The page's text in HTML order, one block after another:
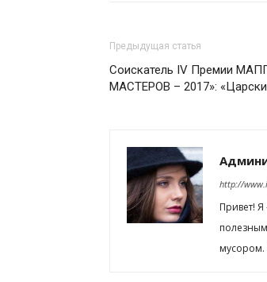
Предыдущая статья
Соискатель IV Премии
МАСТЕРОВ – 2017»:
http://
Привет!
мусором.